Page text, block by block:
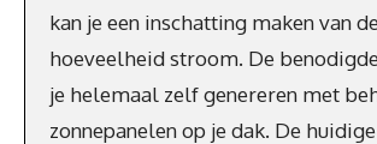
kan je een inschatting maken van
hoeveelheid stroom. De
je helemaal zelf genereren met
zonnepanelen op je dak. De